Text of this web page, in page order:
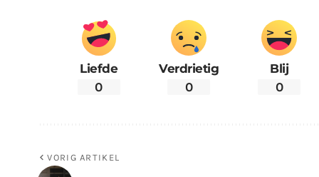
Liefde
0
Verdrietig
0
Blij
0
VORIG ARTIKEL